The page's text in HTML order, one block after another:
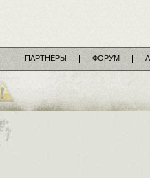
ПАРТНЕРЫ ФОРУМ